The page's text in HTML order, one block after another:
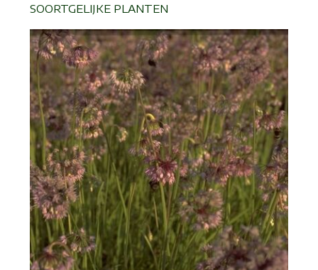
SOORTGELIJKE PLANTEN